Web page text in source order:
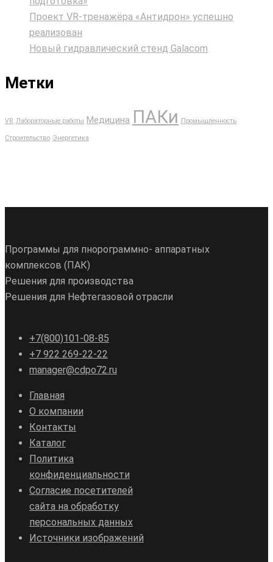
Проект VR‑тренажёра «Антидрон» успешно
реализован
Новый гидравлический стенд Galacom
Метки
VR Лабораторные работы Медицина ПАКи Промышленность
Строительство Энергетика
Программы для пнорограммно- аппаратных
комплексов (ПАК)
Решения для производства
Решения для Нефтегазовой отрасли
+7(800)101-08-85
+7 922 269-22-22
manager@cdpo72.ru
Главная
О компании
Контакты
Каталог
Политика
конфиденциальности
Согласие посетителей
сайта на обработку
персональных данных
Источники изображений